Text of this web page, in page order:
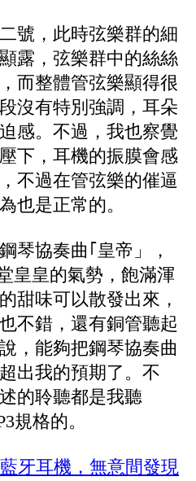
號，此時弦樂群的細
露，弦樂群中的絲絲
而整體管弦樂顯得很
沒有特別強調，耳朵
感。不過，我也察覺
下，耳機的振膜會感
不過在管弦樂的催逼
也是正常的。
琴協奏曲｢皇帝」，
皇皇的氣勢，飽滿渾
甜味可以散發出來，
不錯，還有銅管聽起
，能夠把鋼琴協奏曲
出我的預期了。不
的聆聽都是我聽
規格的。